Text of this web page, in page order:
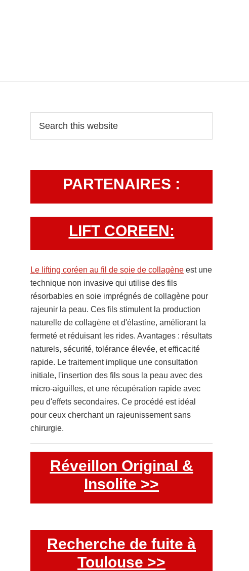
Primary
Sidebar
this
PARTENAIRES :
LIFT COREEN:
Le lifting coréen au fil de soie de collagène est une
technique non invasive qui utilise des fils
résorbables en soie imprégnés de collagène pour
rajeunir la peau. Ces fils stimulent la production
naturelle de collagène et d'élastine, améliorant la
fermeté et réduisant les rides. Avantages : résultats
naturels, sécurité, tolérance élevée, et efficacité
rapide. Le traitement implique une consultation
initiale, l'insertion des fils sous la peau avec des
micro-aiguilles, et une récupération rapide avec
peu d'effets secondaires. Ce procédé est idéal
pour ceux cherchant un rajeunissement sans
chirurgie.
Réveillon Original &
Insolite >>
Recherche de fuite à
Toulouse >>